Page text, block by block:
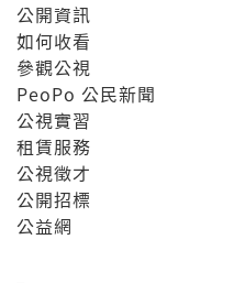
公開資訊
如何收看
參觀公視
PeoPo 公民新聞
公視實習
租賃服務
公視徵才
公開招標
公益網